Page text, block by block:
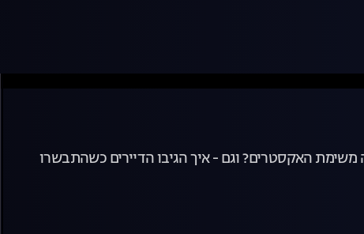
משימת האקסטרים? וגם - איך הגיבו הדיירים כשהתבשרו